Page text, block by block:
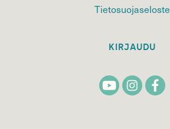
Tietosuojaseloste
KIRJAUDU